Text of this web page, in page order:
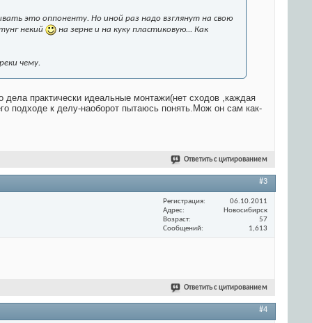
это оппоненту. Но иной раз надо взглянут на свою
некий
на зерне и на куку пластиковую... Как
чему.
дела практически идеальные монтажи(нет сходов ,каждая
подходе к делу-наоборот пытаюсь понять.Мож он сам как-
Ответить с цитированием
#3
Регистрация
06.10.2011
Адрес
Новосибирск
Возраст
57
Сообщений
1,613
Ответить с цитированием
#4